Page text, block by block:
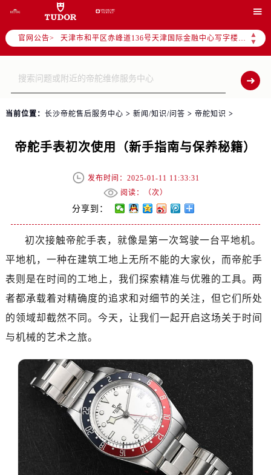

官网公告>
▲
▼
天津市和平区赤峰道136号天津国际金融中心写字楼26层2603室（需提前预约）
上海市徐汇区虹桥路3号港汇中心写字楼2座37层3705室（需提前预约）
南京市秦淮区中山南路1号（新街口）南京中心写字楼22层C1-1室（需提前预约）
扬州市邗江区国展路29号星耀天地写字楼1号楼18层1803室（需提前预约）
金华市金东区东市南街777号金华万达广场写字楼4号楼22层2209室（需提前预约）
绍兴市越城区胜利东路379号世茂天际中心写字楼8层805室（需提前预约）
嘉兴市南湖区广益路705号嘉兴世界贸易中心写字楼A座13层1304室（需提前预约）
南昌市红谷滩新区红谷中大道998号绿地双子塔（中央广场）A1座办公楼14层07室（需提前预约）
济南市历下区经十路11111号华润中心写字楼（万象城）15层1508室（需提前预约）
惠州市惠城区江北文昌一路7号华贸大厦写字楼1座30层05室（需提前预约）
厦门市思明区湖滨东路95号华润大厦写字楼B座11层1104室（需提前预约）
福州市鼓楼区五四路128-1号恒力城写字楼15层03室（需提前预约）
长沙市芙蓉区定王台街道建湘路393号世茂环球金融中心写字楼（芙蓉广场）10层13室（需提前预约）
郑州市二七区铭功路10号华润大厦写字楼29层2905室（需提前预约）
当前位置： 长沙帝舵售后服务中心 > 新闻/知识/问答 > 帝舵知识 >
帝舵手表初次使用（新手指南与保养秘籍）
发布时间：2025-01-11 11:33:31
阅读：（次）
分享到：
初次接触帝舵手表，就像是第一次驾驶一台平地机。
平地机，一种在建筑工地上无所不能的大家伙，而帝舵手
表则是在时间的工地上，我们探索精准与优雅的工具。两
者都承载着对精确度的追求和对细节的关注，但它们所处
的领域却截然不同。今天，让我们一起开启这场关于时间
与机械的艺术之旅。